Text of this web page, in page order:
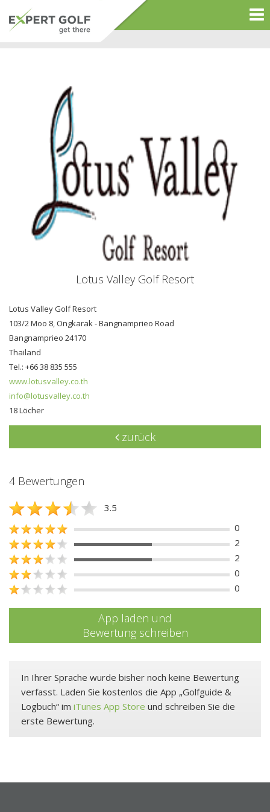
Lotus Valley Golf Resort
Lotus Valley Golf Resort
103/2 Moo 8, Ongkarak - Bangnamprieo Road
Bangnamprieo 24170
Thailand
Tel.: +66 38 835 555
www.lotusvalley.co.th
info@lotusvalley.co.th
18 Löcher
zurück
4 Bewertungen
3.5
0
2
2
0
0
App laden und
Bewertung schreiben
In Ihrer Sprache wurde bisher noch keine Bewertung
verfasst. Laden Sie kostenlos die App „Golfguide &
Logbuch“ im iTunes App Store und schreiben Sie die
erste Bewertung.